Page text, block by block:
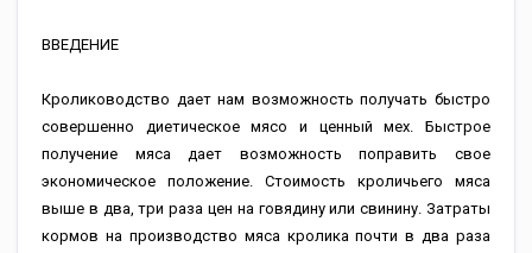
ВВЕДЕНИЕ
Кролиководство дает нам возможность получать быстро
совершенно диетическое мясо и ценный мех. Быстрое
получение мяса дает возможность поправить свое
экономическое положение. Стоимость кроличьего мяса
выше в два, три раза цен на говядину или свинину. Затраты
кормов на производство мяса кролика почти в два раза